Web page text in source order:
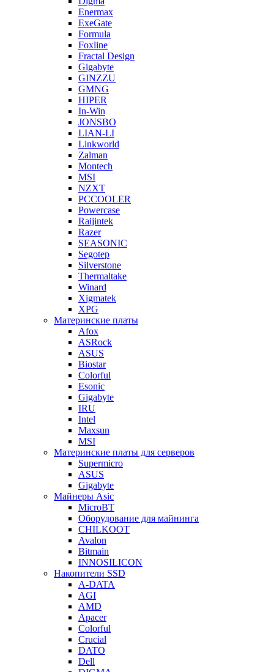
Enermax
ExeGate
Formula
Foxline
Fractal Design
Gigabyte
GINZZU
GMNG
HIPER
In-Win
JONSBO
LIAN-LI
Linkworld
Zalman
Montech
MSI
NZXT
PCCOOLER
Powercase
Raijintek
Razer
SEASONIC
Segotep
Silverstone
Thermaltake
Winard
Xigmatek
XPG
Материнские платы
Afox
ASRock
ASUS
Biostar
Colorful
Esonic
Gigabyte
IRU
Intel
Maxsun
MSI
Материнские платы для серверов
Supermicro
ASUS
Gigabyte
Майнеры Asic
MicroBT
Оборудование для майнинга
CHILKOOT
Avalon
Bitmain
INNOSILICON
Накопители SSD
A-DATA
AGI
AMD
Apacer
Colorful
Crucial
DATO
Dell